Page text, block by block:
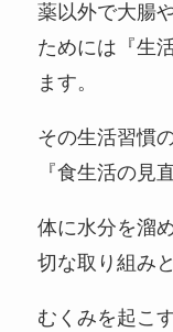
薬以外で大腸
ためには『生
ます。
その生活習慣
『食生活の見
体に水分を溜
切な取り組み
むくみを起こ